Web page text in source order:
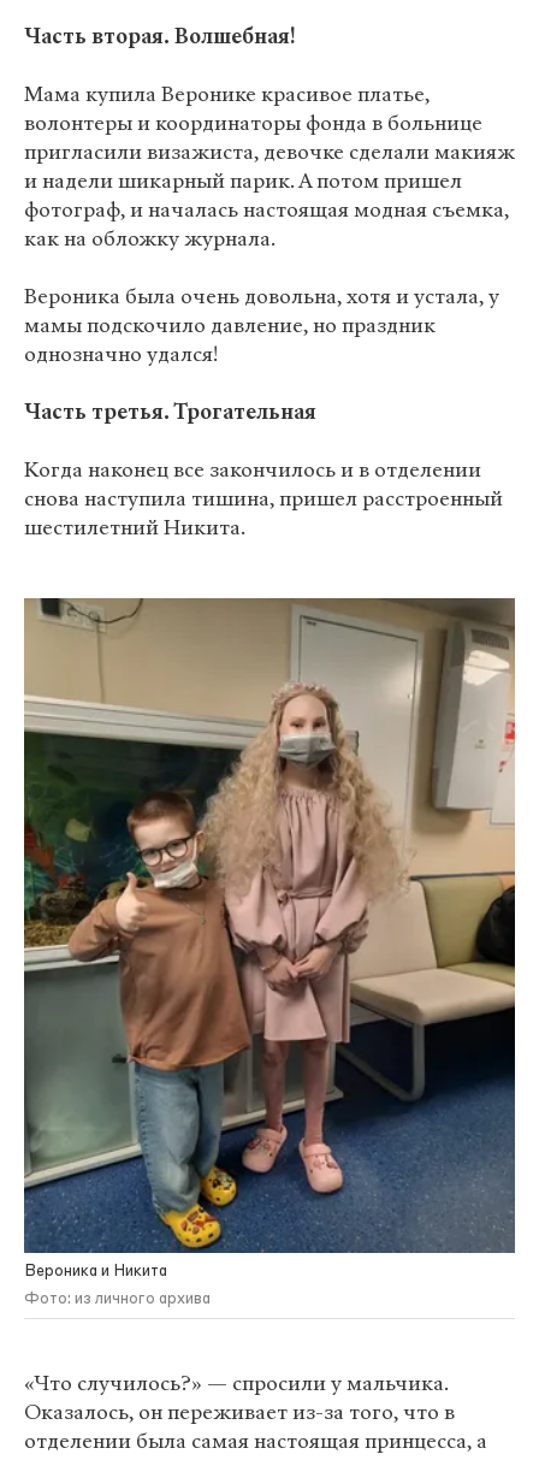
Часть вторая. Волшебная!
Мама купила Веронике красивое платье,
волонтеры и координаторы фонда в больнице
пригласили визажиста, девочке сделали макияж
и надели шикарный парик. А потом пришел
фотограф, и началась настоящая модная съемка,
как на обложку журнала.
Вероника была очень довольна, хотя и устала, у
мамы подскочило давление, но праздник
однозначно удался!
Часть третья. Трогательная
Когда наконец все закончилось и в отделении
снова наступила тишина, пришел расстроенный
шестилетний Никита.
Вероника и Никита
Фото: из личного архива
«Что случилось?» — спросили у мальчика.
Оказалось, он переживает из-за того, что в
отделении была самая настоящая принцесса, а